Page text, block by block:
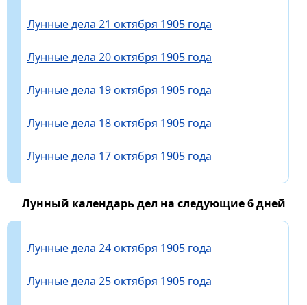
Лунные дела 21 октября 1905 года
Лунные дела 20 октября 1905 года
Лунные дела 19 октября 1905 года
Лунные дела 18 октября 1905 года
Лунные дела 17 октября 1905 года
Лунный календарь дел на следующие 6 дней
Лунные дела 24 октября 1905 года
Лунные дела 25 октября 1905 года